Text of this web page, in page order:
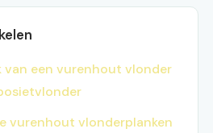
een vurenhout vlonder
vurenhout vlonderplanken